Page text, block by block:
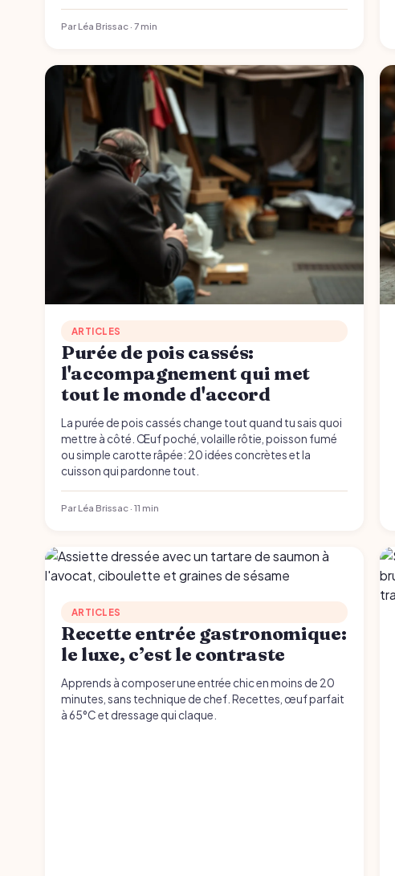
Par Léa Brissac · 7 min
ARTICLES
Purée de pois cassés:
l'accompagnement qui met
tout le monde d'accord
La purée de pois cassés change tout quand tu sais quoi
mettre à côté. Œuf poché, volaille rôtie, poisson fumé
ou simple carotte râpée: 20 idées concrètes et la
cuisson qui pardonne tout.
Par Léa Brissac · 11 min
ARTICLES
Recette entrée gastronomique:
le luxe, c’est le contraste
Apprends à composer une entrée chic en moins de 20
minutes, sans technique de chef. Recettes, œuf parfait
à 65°C et dressage qui claque.